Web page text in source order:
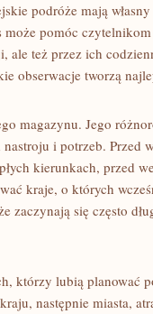
podróże mają
pomóc
ale też przez ich
obserwacje tworzą
magazynu. Jego
i potrzeb. Przed
kierunkach, przed
kraje, o których
zaczynają się często
którzy lubią planować
następnie miasta,